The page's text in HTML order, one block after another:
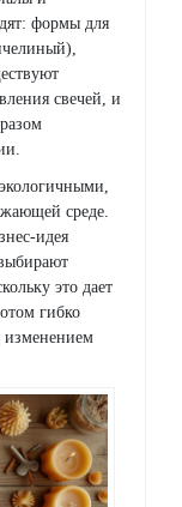
формы для
свечей, и
среде.
идея
это дает
гибко
изменением